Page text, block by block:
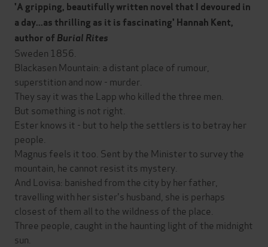
'A gripping, beautifully written novel that I devoured in
a day...as thrilling as it is fascinating' Hannah Kent,
author of Burial Rites
Sweden 1856.
Blackasen Mountain: a distant place of rumour,
superstition and now - murder.
They say it was the Lapp who killed the three men.
But something is not right.
Ester knows it - but to help the settlers is to betray her
people.
Magnus feels it too. Sent by the Minister to survey the
mountain, he cannot resist its mystery.
And Lovisa: banished from the city by her father,
travelling with her sister's husband, she is perhaps
closest of them all to the wildness of the place.
Three people, caught in the haunting light of the midnight
sun.